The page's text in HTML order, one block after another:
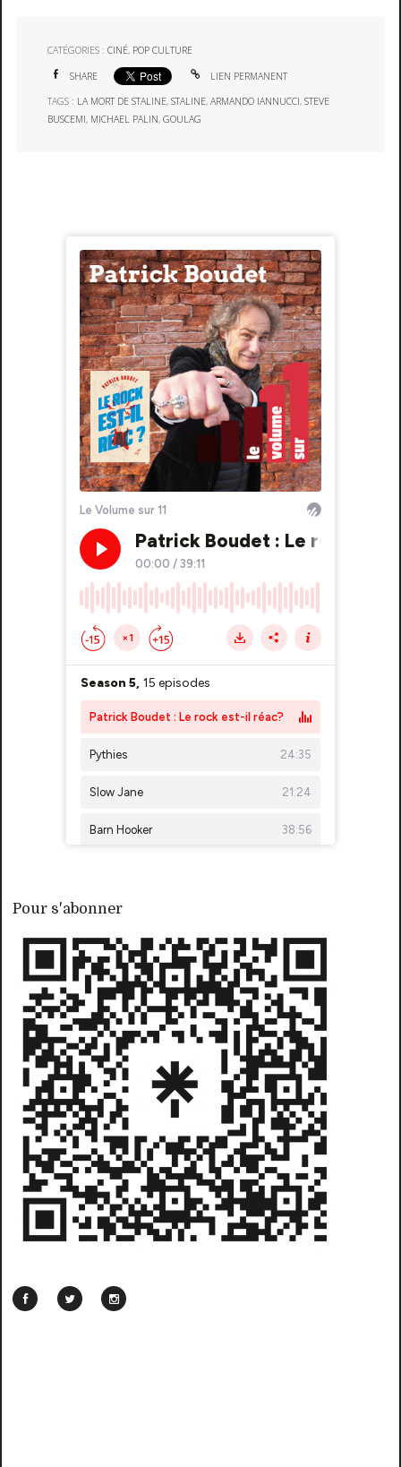
Pour s'abonner
CATÉGORIES :CINÉ, POP CULTURE
SHARE LIEN PERMANENT
TAGS : LA MORT DE STALINE,STALINE,ARMANDO IANNUCCI,STEVE
BUSCEMI, MICHAEL PALIN,GOULAG